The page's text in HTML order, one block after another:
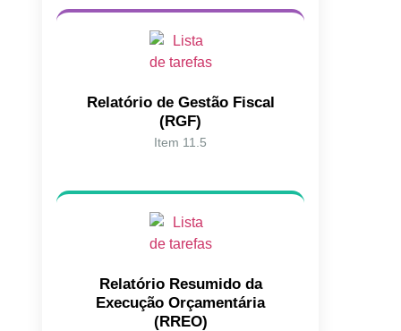
Relatório de Gestão Fiscal
(RGF)
Item 11.5
Relatório Resumido da
Execução Orçamentária
(RREO)